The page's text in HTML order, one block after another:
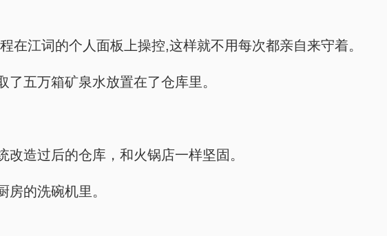
江词的个人面板上操控,这样就不用每次都亲自来守着。
五万箱矿泉水放置在了仓库里。
造过后的仓库，和火锅店一样坚固。
的洗碗机里。